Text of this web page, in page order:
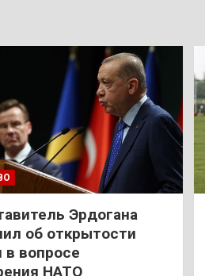
Эрдогана
об открытости
в вопросе
НАТО